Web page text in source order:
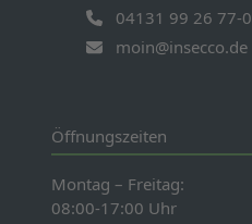
04131 99 26 77-0
moin@insecco.de
Öffnungszeiten
Montag – Freitag:
08:00-17:00 Uhr